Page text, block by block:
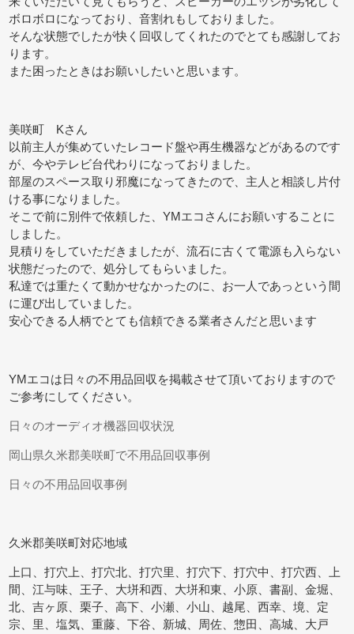
ボロボロになっており、音割れもしておりました。
そんな状態でしたが快く回収してくれたのでとても感謝してお
ります。
また困ったときはお願いしたいと思います。
美咲町 Kさん
以前主人が集めていたレコード盤や再生機器などがあるのです
が、今やテレビ台代わりになっておりました。
部屋のスペース取り邪魔になってきたので、主人と相談し片付
ける事になりました。
そこで前に別件で依頼した、YMエコさんにお願いすることに
しました。
見積りをしていただきましたが、流石に古くて電源も入らない
状態だったので、処分してもらいました。
私達では重たくて動かせなかったのに、お一人であっという間
に運び出していました。
安心できる人柄でとても信頼できる業者さんだと思います
YMエコは日々の不用品回収を掲載させて頂いておりますので
ご参考にしてください。
日々のオーディオ機器回収状況
岡山県久米郡美咲町で不用品回収事例
日々の不用品回収事例
久米郡美咲町対応地域
上口、打穴上、打穴北、打穴里、打穴下、打穴中、打穴西、上
間、江与味、王子、大垪和西、大垪和東、小原、書副、金堀、
北、吉ヶ原、栗子、高下、小瀬、小山、越尾、西幸、境、定
宗、里、塩気、重藤、下谷、新城、周佐、惣田、高城、大戸